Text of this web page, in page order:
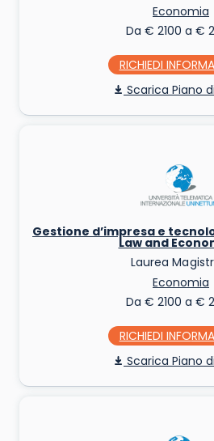
Economia
Da € 2100 a €
RICHIEDI INFO
Piano
Gestione d’impresa e
Law and
Laurea
Economia
Da € 2100 a €
RICHIEDI INFO
Piano